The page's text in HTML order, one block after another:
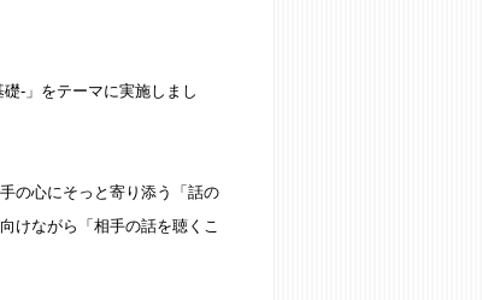
-」をテーマに実施しまし
の心にそっと寄り添う「話の
けながら「相手の話を聴くこ